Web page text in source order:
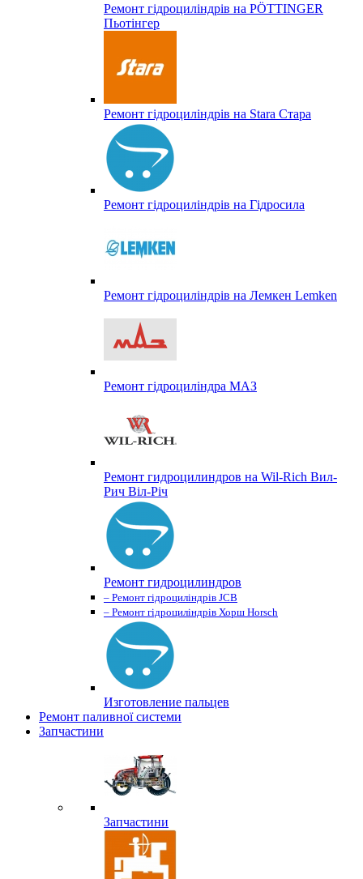
Ремонт гідроциліндрів на PÖTTINGER
Пьотінгер
Ремонт гідроциліндрів на Stara Стара
Ремонт гідроциліндрів на Гідросила
Ремонт гідроциліндрів на Лемкен Lemken
Ремонт гідроциліндра МАЗ
Ремонт гидроцилиндров на Wil-Rich Вил-
Рич Віл-Річ
Ремонт гидроцилиндров
– Ремонт гідроциліндрів JCB
– Ремонт гідроциліндрів Хорш Horsch
Изготовление пальцев
Ремонт паливної системи
Запчастини
Запчастини